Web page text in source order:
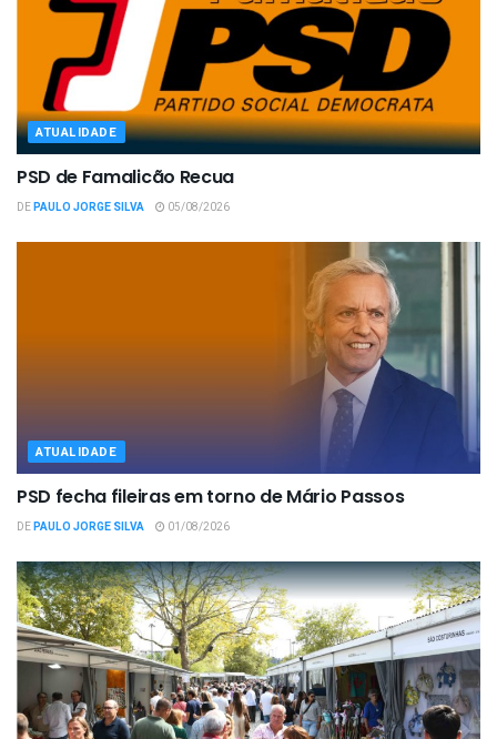
ATUALIDADE
PSD de Famalicão Recua
DEPAULO JORGE SILVA 05/08/2026
ATUALIDADE
PSD fecha fileiras em torno de Mário Passos
DEPAULO JORGE SILVA 01/08/2026